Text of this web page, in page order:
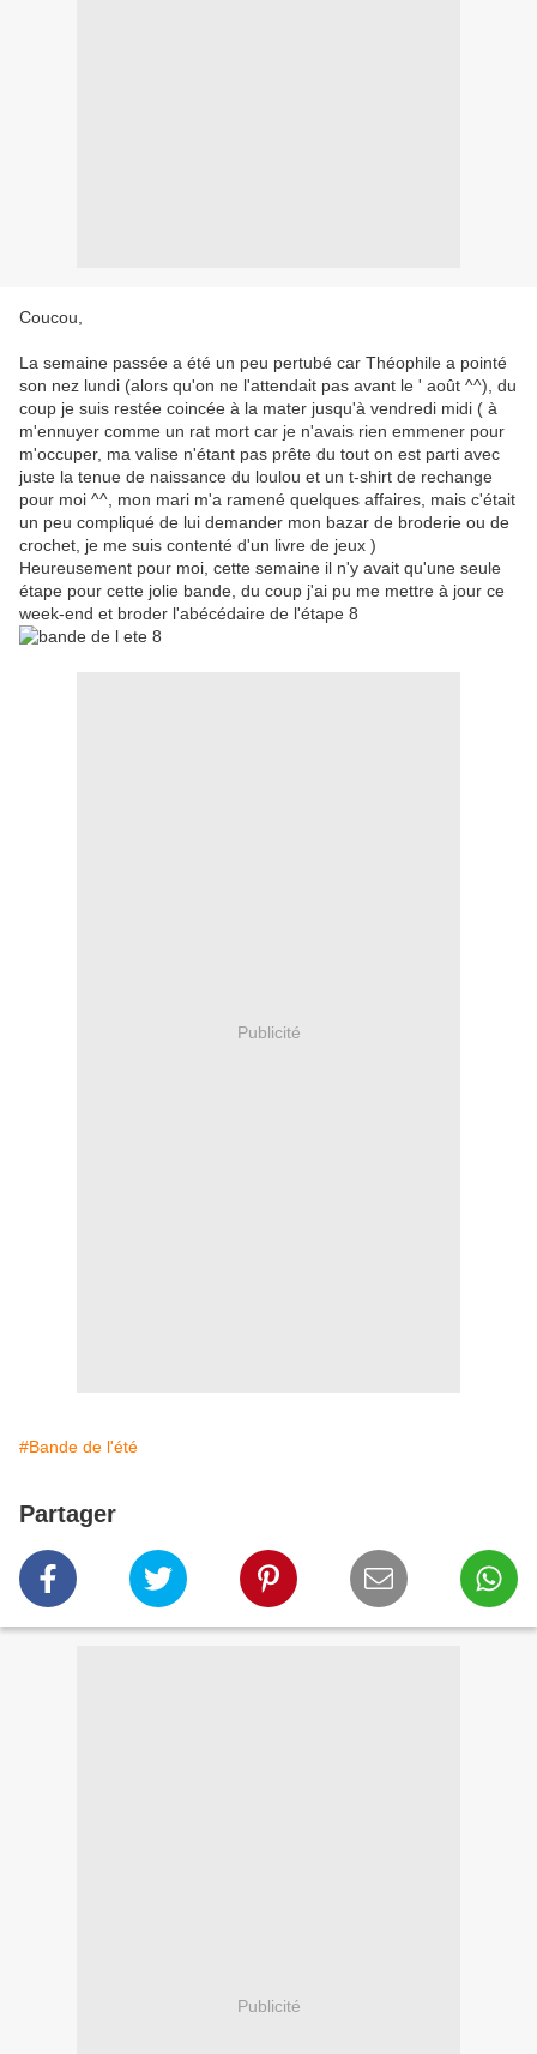
Coucou,
La semaine passée a été un peu pertubé car Théophile a pointé
son nez lundi (alors qu'on ne l'attendait pas avant le ' août ^^), du
coup je suis restée coincée à la mater jusqu'à vendredi midi ( à
m'ennuyer comme un rat mort car je n'avais rien emmener pour
m'occuper, ma valise n'étant pas prête du tout on est parti avec
juste la tenue de naissance du loulou et un t-shirt de rechange
pour moi ^^, mon mari m'a ramené quelques affaires, mais c'était
un peu compliqué de lui demander mon bazar de broderie ou de
crochet, je me suis contenté d'un livre de jeux )
Heureusement pour moi, cette semaine il n'y avait qu'une seule
étape pour cette jolie bande, du coup j'ai pu me mettre à jour ce
week-end et broder l'abécédaire de l'étape 8
Publicité
#Bande de l'été
Partager
Publicité